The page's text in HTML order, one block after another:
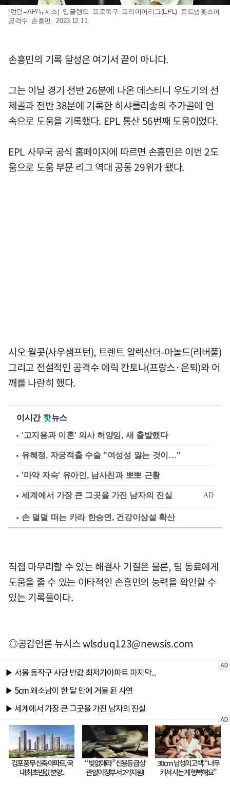
[런던=AP/뉴시스] 잉글랜드 프로축구 프리미어리그(EPL) 토트넘홋스퍼
공격수 손흥민. 2023.12.11.
손흥민의 기록 달성은 여기서 끝이 아니다.
그는 이날 경기 전반 26분에 나온 데스티니 우도기의 선
제골과 전반 38분에 기록한 히샤를리송의 추가골에 연
속으로 도움을 기록했다. EPL 통산 56번째 도움이었다.
EPL 사무국 공식 홈페이지에 따르면 손흥민은 이번 2도
움으로 도움 부문 리그 역대 공동 29위가 됐다.
시오 월콧(사우샘프턴), 트렌트 알렉산더-아놀드(리버풀)
그리고 전설적인 공격수 에릭 칸토나(프랑스·은퇴)와 어
깨를 나란히 했다.
이시간 핫뉴스
'고지용과 이혼' 의사 허양임, 새 출발했다
유혜정, 자궁적출 수술 "여성성 잃는 것이…"
'마약 자숙' 유아인, 남사친과 뽀뽀 근황
손 덜덜 떠는 카라 한승연, 건강이상설 확산
직접 마무리할 수 있는 해결사 기질은 물론, 팀 동료에게
도움을 줄 수 있는 이타적인 손흥민의 능력을 확인할 수
있는 기록들이다.
◎공감언론 뉴시스wlsduq123@newsis.com